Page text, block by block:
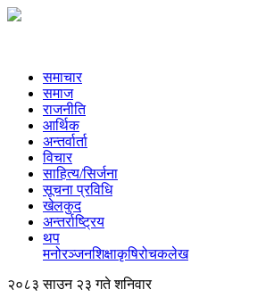
समाचार
समाज
राजनीति
आर्थिक
अन्तर्वार्ता
विचार
साहित्य/सिर्जना
सूचना प्रविधि
खेलकुद
अन्तर्राष्ट्रिय
थप
मनोरञ्‍जनशिक्षाकृषिरोचकलेख
२०८३ साउन २३ गते शनिवार